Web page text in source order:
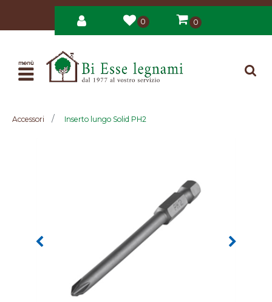
0 0
Open
Accessori Inserto lungo Solid PH2